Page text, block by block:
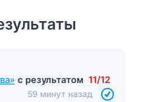
с результатом 11/12
59 минут назад